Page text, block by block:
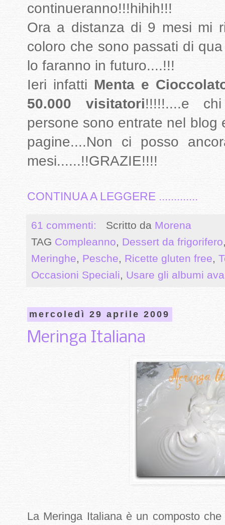
continueranno!!!hihih!!!
Ora a distanza di 9 mesi mi
coloro che sono passati di
lo faranno in futuro....!!!
Ieri infatti Menta e
50.000 visitatori!!!!!....e
persone sono entrate nel blog
pagine....Non ci posso
mesi......!!GRAZIE!!!!
CONTINUA A LEGGERE .............
61 commenti: Scritto da Morena
TAG Compleanno, Dessert da frigorifero
Meringhe, Pesche, Ricette gluten free,
Occasioni Speciali, Usare gli albumi
mercoledì 29 aprile 2009
Meringa Italiana
La Meringa Italiana è un composto